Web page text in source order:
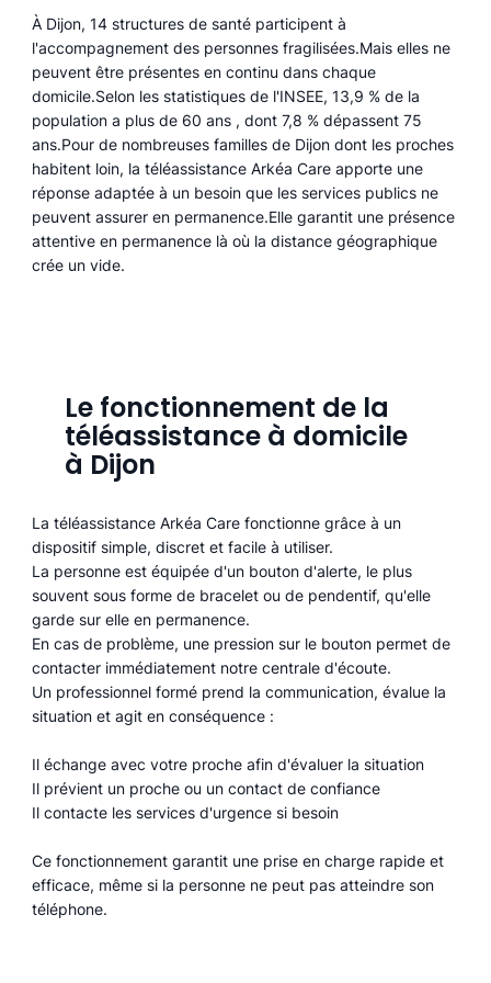
À Dijon, 14 structures de santé participent à
l'accompagnement des personnes fragilisées.Mais elles ne
peuvent être présentes en continu dans chaque
domicile.Selon les statistiques de l'INSEE, 13,9 % de la
population a plus de 60 ans , dont 7,8 % dépassent 75
ans.Pour de nombreuses familles de Dijon dont les proches
habitent loin, la téléassistance Arkéa Care apporte une
réponse adaptée à un besoin que les services publics ne
peuvent assurer en permanence.Elle garantit une présence
attentive en permanence là où la distance géographique
crée un vide.
Le fonctionnement de la
téléassistance à domicile
à Dijon
La téléassistance Arkéa Care fonctionne grâce à un
dispositif simple, discret et facile à utiliser.
La personne est équipée d'un bouton d'alerte, le plus
souvent sous forme de bracelet ou de pendentif, qu'elle
garde sur elle en permanence.
En cas de problème, une pression sur le bouton permet de
contacter immédiatement notre centrale d'écoute.
Un professionnel formé prend la communication, évalue la
situation et agit en conséquence :
Il échange avec votre proche afin d'évaluer la situation
Il prévient un proche ou un contact de confiance
Il contacte les services d'urgence si besoin
Ce fonctionnement garantit une prise en charge rapide et
efficace, même si la personne ne peut pas atteindre son
téléphone.